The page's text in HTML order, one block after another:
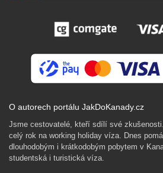
O autorech portálu JakDoKanady.cz
Jsme cestovatelé, kteří sdílí své
celý rok na working holiday víza. Dnes
dlouhodobým i krátkodobým pobytem v
studentská i turistická víza.